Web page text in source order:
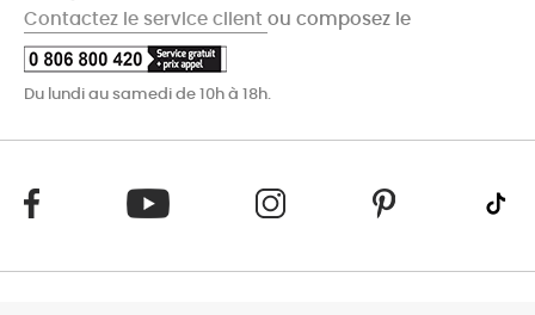
Contactez le service client ou composez le
Du lundi au samedi de 10h à 18h.